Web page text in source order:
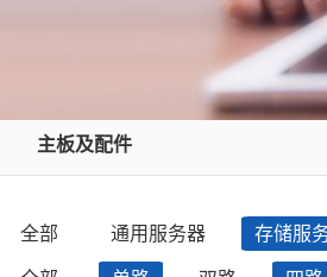
主板及配件
全部 通用服务器 存储服